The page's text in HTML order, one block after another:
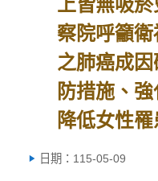
上皆無吸
察院呼籲
之肺癌成
防措施、
降低女性
日期：115-05-09